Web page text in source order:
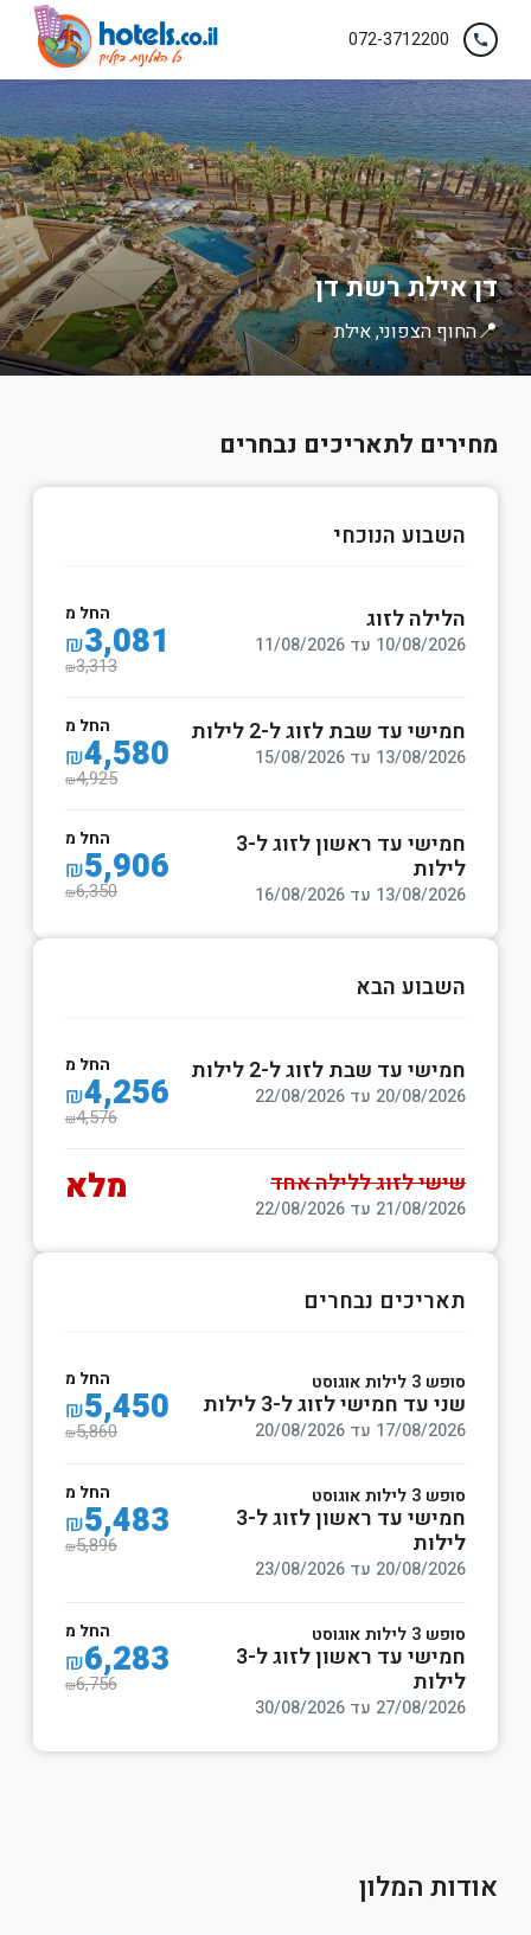
072-3712200
רשת דן
הצפוני, אילת
לתאריכים נבחרים
הנוכחי
לזוג
2026 עד 11/08/2026 ₪
עד שבת לזוג ל-2 לילות
2026 עד 15/08/2026 ₪4,580
חמישי עד ראשון לזוג ל-3
2026 עד 16/08/2026
₪5,906
הבא
עד שבת לזוג ל-2 לילות
2026 עד 22/08/2026 ₪4,256
לזוג ללילה אחד
2026 עד 22/08/2026
נבחרים
עד חמישי לזוג ל-3 לילות
2026 עד 20/08/2026
₪5,450
חמישי עד ראשון לזוג ל-3
2026 עד 23/08/2026
₪5,483
חמישי עד ראשון לזוג ל-3
2026 עד 30/08/2026
₪6,283
המלון